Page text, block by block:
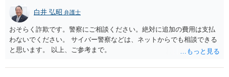
一般的に無料法律相談での対応外になろうかと思います。 法律事務
所にご連絡いただき、対応の可否や費用をご確認ください。
白井 弘昭 弁護士
おそらく詐欺です。警察にご相談ください。絶対に追加の費用は支払
わないでください。 サイバー警察などは、ネットからでも相談できる
と思います。 以上、ご参考まで。